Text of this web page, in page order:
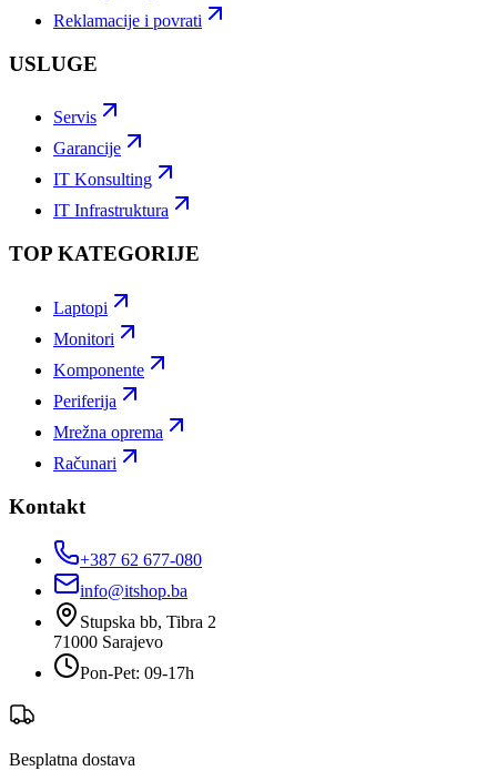
Reklamacije i povrati
USLUGE
Servis
Garancije
IT Konsulting
IT Infrastruktura
TOP KATEGORIJE
Laptopi
Monitori
Komponente
Periferija
Mrežna oprema
Računari
Kontakt
+387 62 677-080
info@itshop.ba
Stupska bb, Tibra 2
71000 Sarajevo
Pon-Pet: 09-17h
Besplatna dostava